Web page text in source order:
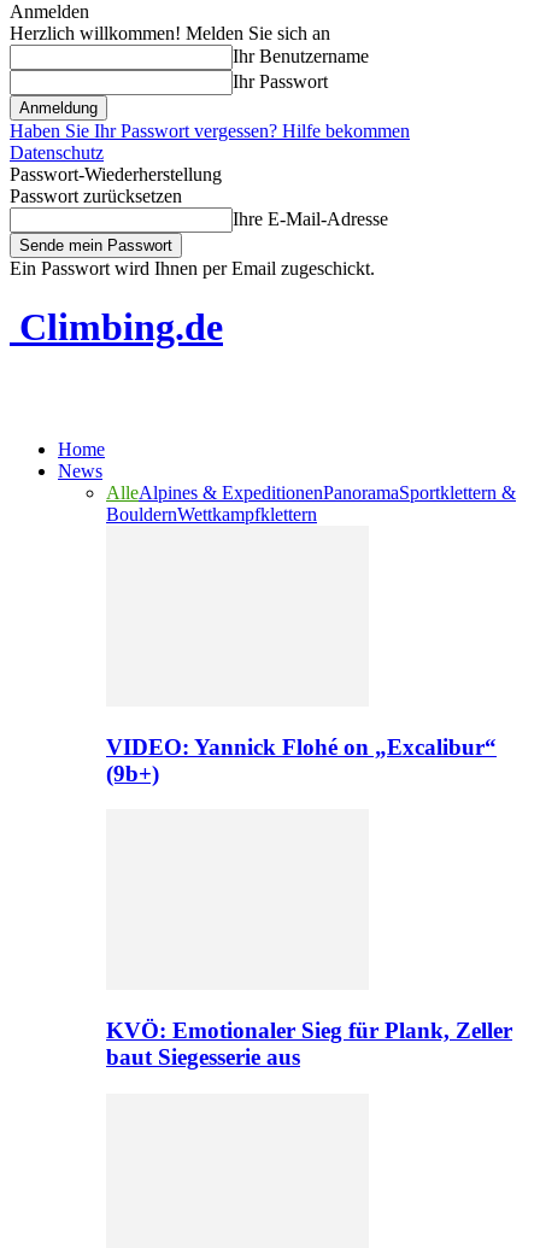
Anmelden
Herzlich willkommen! Melden Sie sich an
Ihr Benutzername
Ihr Passwort
Haben Sie Ihr Passwort vergessen? Hilfe bekommen
Datenschutz
Passwort-Wiederherstellung
Passwort zurücksetzen
Ihre E-Mail-Adresse
Ein Passwort wird Ihnen per Email zugeschickt.
Climbing.de
Home
News
AlleAlpines & ExpeditionenPanoramaSportklettern &
BouldernWettkampfklettern
VIDEO: Yannick Flohé on „Excalibur“
(9b+)
KVÖ: Emotionaler Sieg für Plank, Zeller
baut Siegesserie aus